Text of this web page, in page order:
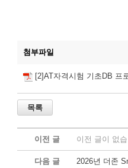
첨부파일
[2]AT자격시험 기초DB 프
이전 글 이전 글이 없
다음 글 2026년 더존